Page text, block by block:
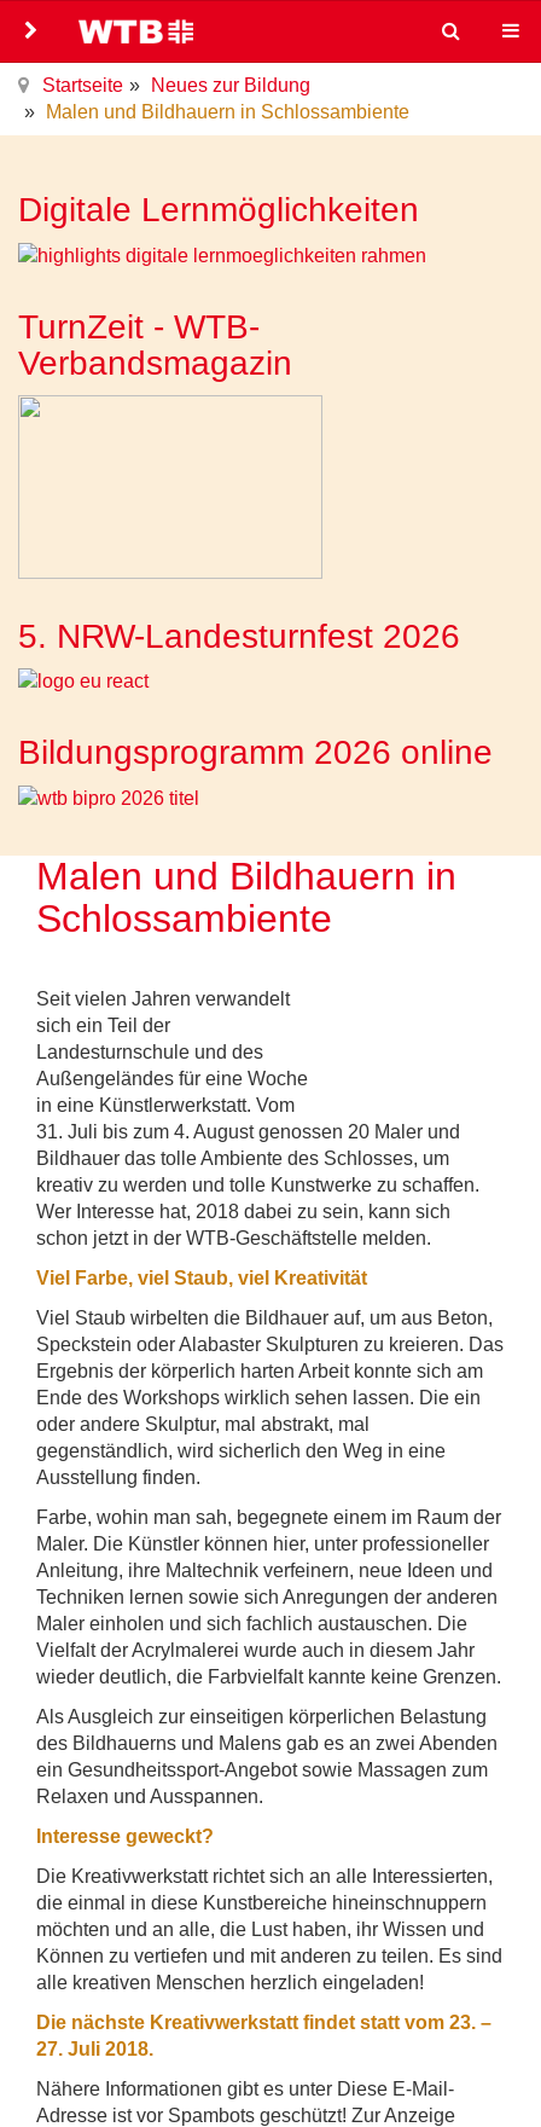
Startseite
Neues zur Bildung
Malen und Bildhauern in Schlossambiente
Digitale Lernmöglichkeiten
TurnZeit - WTB-
Verbandsmagazin
5. NRW-Landesturnfest 2026
Bildungsprogramm 2026 online
Malen und Bildhauern in
Schlossambiente
Seit vielen Jahren verwandelt
sich ein Teil der
Landesturnschule und des
Außengeländes für eine Woche
in eine Künstlerwerkstatt. Vom
31. Juli bis zum 4. August genossen 20 Maler und
Bildhauer das tolle Ambiente des Schlosses, um
kreativ zu werden und tolle Kunstwerke zu schaffen.
Wer Interesse hat, 2018 dabei zu sein, kann sich
schon jetzt in der WTB-Geschäftstelle melden.
Viel Farbe, viel Staub, viel Kreativität
Viel Staub wirbelten die Bildhauer auf, um aus Beton,
Speckstein oder Alabaster Skulpturen zu kreieren. Das
Ergebnis der körperlich harten Arbeit konnte sich am
Ende des Workshops wirklich sehen lassen. Die ein
oder andere Skulptur, mal abstrakt, mal
gegenständlich, wird sicherlich den Weg in eine
Ausstellung finden.
Farbe, wohin man sah, begegnete einem im Raum der
Maler. Die Künstler können hier, unter professioneller
Anleitung, ihre Maltechnik verfeinern, neue Ideen und
Techniken lernen sowie sich Anregungen der anderen
Maler einholen und sich fachlich austauschen. Die
Vielfalt der Acrylmalerei wurde auch in diesem Jahr
wieder deutlich, die Farbvielfalt kannte keine Grenzen.
Als Ausgleich zur einseitigen körperlichen Belastung
des Bildhauerns und Malens gab es an zwei Abenden
ein Gesundheitssport-Angebot sowie Massagen zum
Relaxen und Ausspannen.
Interesse geweckt?
Die Kreativwerkstatt richtet sich an alle Interessierten,
die einmal in diese Kunstbereiche hineinschnuppern
möchten und an alle, die Lust haben, ihr Wissen und
Können zu vertiefen und mit anderen zu teilen. Es sind
alle kreativen Menschen herzlich eingeladen!
Die nächste Kreativwerkstatt findet statt vom 23. –
27. Juli 2018.
Nähere Informationen gibt es unter Diese E-Mail-
Adresse ist vor Spambots geschützt! Zur Anzeige